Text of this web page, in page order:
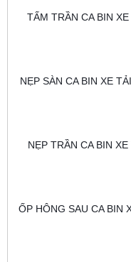
TẤM TRẦN CA BIN
NẸP SÀN CA BIN XE
NẸP TRẦN CA BIN
ỐP HÔNG SAU CA BIN